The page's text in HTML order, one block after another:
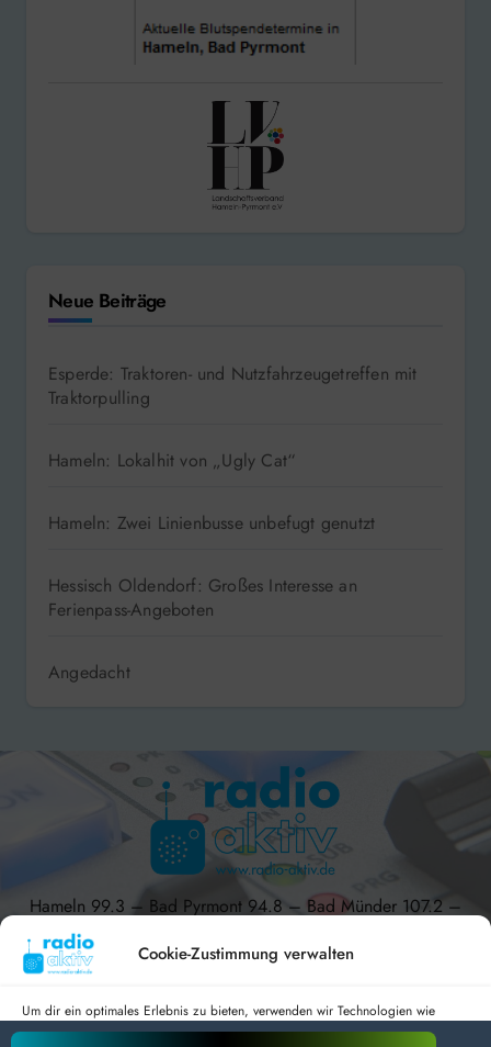
Cookie-Zustimmung verwalten
Um dir ein optimales Erlebnis zu bieten, verwenden wir Technologien wie
Cookies, um Geräteinformationen zu speichern und/oder darauf zuzugreifen.
Neue Beiträge
Esperde: Traktoren- und Nutzfahrzeugetreffen mit
Traktorpulling
Hameln: Lokalhit von „Ugly Cat“
Hameln: Zwei Linienbusse unbefugt genutzt
Hessisch Oldendorf: Großes Interesse an
Ferienpass-Angeboten
Angedacht
Hameln 99.3 – Bad Pyrmont 94.8 – Bad Münder 107.2 –
DAB+ 9C
radio aktiv e.V.